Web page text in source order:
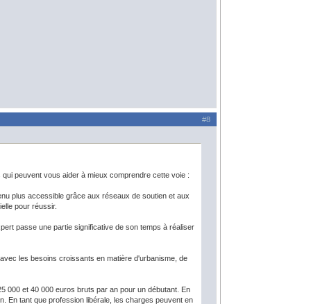
#8
peuvent vous aider à mieux comprendre cette voie :
plus accessible grâce aux réseaux de soutien et aux
pour réussir.
passe une partie significative de son temps à réaliser
les besoins croissants en matière d'urbanisme, de
000 et 40 000 euros bruts par an pour un débutant. En
En tant que profession libérale, les charges peuvent en